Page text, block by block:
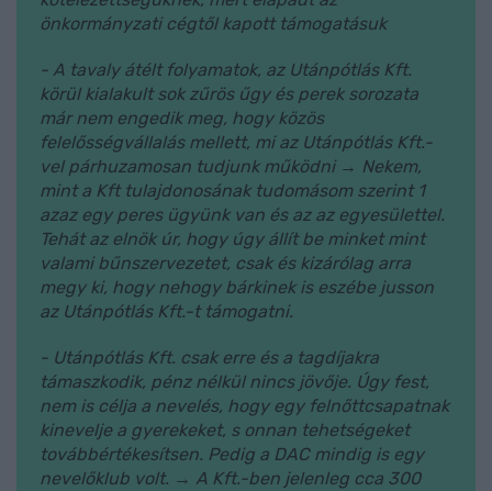
önkormányzati cégtől kapott támogatásuk
- A tavaly átélt folyamatok, az Utánpótlás Kft.
körül kialakult sok zűrös űgy és perek sorozata
már nem engedik meg, hogy közös
felelősségvállalás mellett, mi az Utánpótlás Kft.-
vel párhuzamosan tudjunk működni → Nekem,
mint a Kft tulajdonosának tudomásom szerint 1
azaz egy peres ügyünk van és az az egyesülettel.
Tehát az elnök úr, hogy úgy állít be minket mint
valami bűnszervezetet, csak és kizárólag arra
megy ki, hogy nehogy bárkinek is eszébe jusson
az Utánpótlás Kft.-t támogatni.
- Utánpótlás Kft. csak erre és a tagdíjakra
támaszkodik, pénz nélkül nincs jövője. Úgy fest,
nem is célja a nevelés, hogy egy felnőttcsapatnak
kinevelje a gyerekeket, s onnan tehetségeket
továbbértékesítsen. Pedig a DAC mindig is egy
nevelőklub volt. → A Kft.-ben jelenleg cca 300